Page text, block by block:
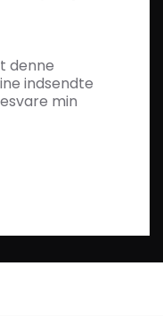
denne
indsendte
min